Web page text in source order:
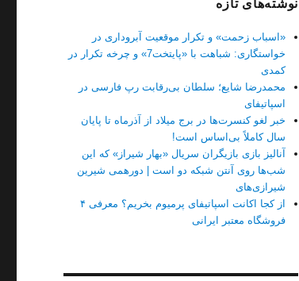
نوشته‌های تازه
«اسباب زحمت» و تکرار موقعیت آبروداری در
خواستگاری: شباهت با «پایتخت7» و چرخه تکرار در
کمدی
محمدرضا شایع؛ سلطان بی‌رقابت رپ فارسی در
اسپاتیفای
خبر لغو کنسرت‌ها در برج میلاد از آذرماه تا پایان
سال کاملاً بی‌اساس است!
آنالیز بازی بازیگران سریال «بهار شیراز» که این
شب‌ها روی آنتن شبکه دو است | دورهمی شیرین
شیرازی‌های
از کجا اکانت اسپاتیفای پرمیوم بخریم؟ معرفی ۴
فروشگاه معتبر ایرانی